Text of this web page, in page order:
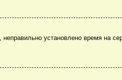
установлено время на